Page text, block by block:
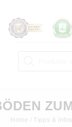
Home / Tipps & Infos